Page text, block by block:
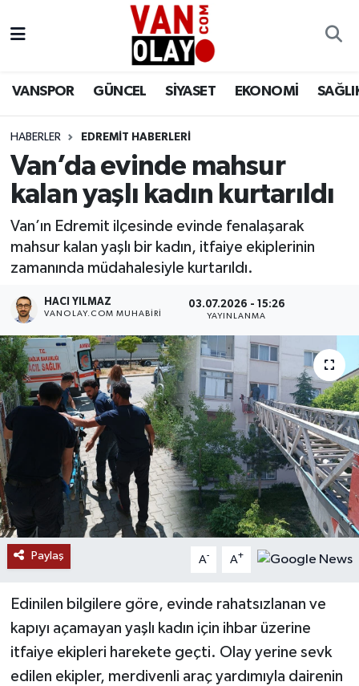
VANSPOR GÜNCEL SİYASET EKONOMİ
HABERLER EDREMİT HABERLERİ
Van’da evinde mahsur
kalan yaşlı kadın kurtarıldı
Van’ın Edremit ilçesinde evinde fenalaşarak
mahsur kalan yaşlı bir kadın, itfaiye ekiplerinin
zamanında müdahalesiyle kurtarıldı.
HACI YILMAZ
VANOLAY.COM MUHABIRI
03.07.2026 - 15:26
YAYINLANMA
Paylaş A- A+
Edinilen bilgilere göre, evinde rahatsızlanan ve
kapıyı açamayan yaşlı kadın için ihbar üzerine
itfaiye ekipleri harekete geçti. Olay yerine sevk
edilen ekipler, merdivenli araç yardımıyla dairenin
Siyaset
Ekonomi
Sağlık
Eğitim
Bilim & Teknoloji
Dünya
RESMİ İLANLAR
Van Nöbetçi Eczaneler
Van Namaz Vakitleri
Van Trafik Yoğunluk Haritası
Süper Lig Puan Durumu ve Fikstür
Tüm Manşetler
Son Dakika Haberleri
Haber Arşivi